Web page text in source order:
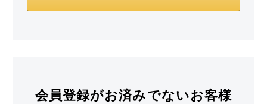
会員登録がお済みでないお客様